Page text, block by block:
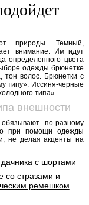
природы. Темный,
внимание. Им идут
определенного цвета
одежды брюнетке
тон волос. Брюнетки с
типу». Иссиня-черные
типа».
внешности
по-разному
при помощи одежды
не делая акценты на
со стразами и
ремешком